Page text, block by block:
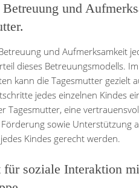
und
und Aufmerksamkeit
dieses Betreuungsmodells.
kann die Tagesmutter gezielt
jedes einzelnen Kindes
Tagesmutter, eine
sowie Unterstützung
Kindes gerecht werden.
soziale Interaktion